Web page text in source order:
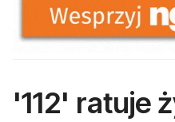
'112' ratuje